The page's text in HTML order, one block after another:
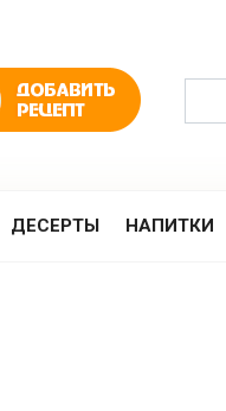
ДЕСЕРТЫ НАПИТКИ